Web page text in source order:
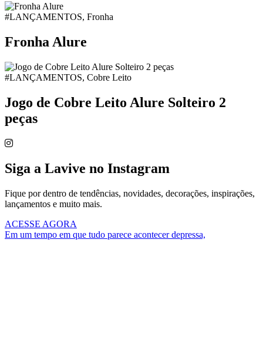
#LANÇAMENTOS, Fronha
Fronha Alure
#LANÇAMENTOS, Cobre Leito
Jogo de Cobre Leito Alure Solteiro 2
peças
Siga a Lavive no Instagram
Fique por dentro de tendências, novidades, decorações, inspirações,
lançamentos e muito mais.
ACESSE AGORA
Em um tempo em que tudo parece acontecer depressa,